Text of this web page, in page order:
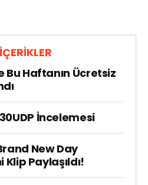
Bu Haftanın Ücretsiz
İncelemesi
New Day
Paylaşıldı!